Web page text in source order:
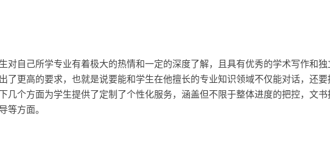
对自己所学专业有着极大的热情和一定的深度了解，且具有优秀的学术写作和独
了更高的要求，也就是说要能和学生在他擅长的专业知识领域不仅能对话，还要
几个方面为学生提供了定制了个性化服务，涵盖但不限于整体进度的把控，文书
等方面。